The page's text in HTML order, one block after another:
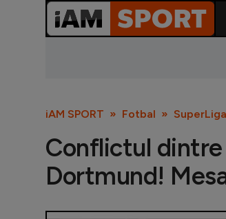
iAM SPORT Fotbal SuperLiga
Conflictul dintre
Dortmund!